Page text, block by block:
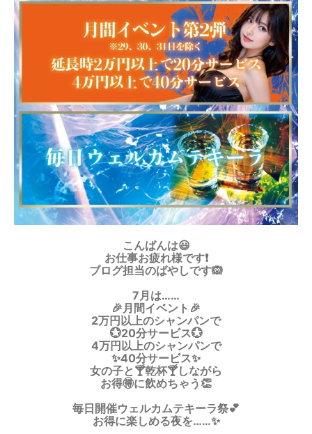
こんばんは😃
お仕事お疲れ様です❗️
ブログ担当のばやしです🙉
7月は……
🎉月間イベント🎉
2万円以上のシャンパンで
💮20分サービス💮
4万円以上のシャンパンで
✨️40分サービス✨️
女の子と🍸乾杯🍸しながら
お得🉐に飲めちゃう👏
毎日開催ウェルカムテキーラ祭💕
お得に楽しめる夜を……✨️